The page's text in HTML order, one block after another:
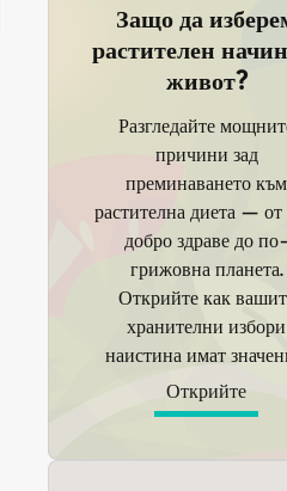
Защо да
растителен
живот?
Разгледайте
причини зад
преминаването към
растителна диета —
добро здраве до по-
грижовна планета.
Открийте как
хранителни избори
наистина имат
Открийте